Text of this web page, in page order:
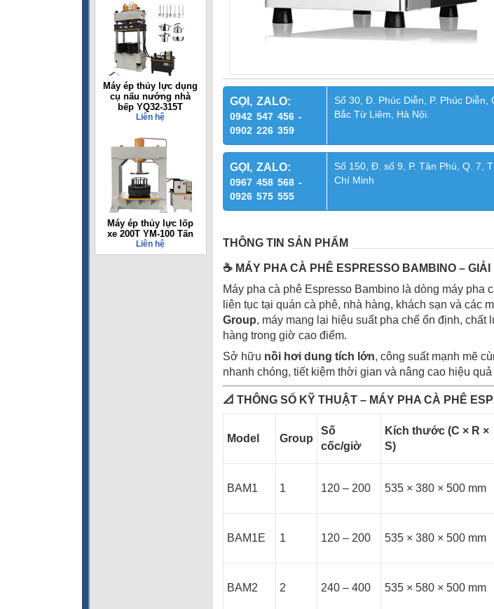
Máy ép thủy lực dụng
cụ nấu nướng nhà
bếp YQ32-315T
Liên hệ
Máy ép thủy lực lốp
xe 200T YM-100 Tấn
Liên hệ
GỌI, ZALO:
0942 547 456 -
0902 226 359
Số 30, Đ. Phúc Diễn, P. Phúc Diễn,
Bắc Từ Liêm, Hà Nội.
GỌI, ZALO:
0967 458 568 -
0926 575 555
Số 150, Đ. số 9, P. Tân Phú, Q. 7,
Chí Minh
THÔNG TIN SẢN PHẨM
☕ MÁY PHA CÀ PHÊ ESPRESSO BAMBINO –
Máy pha cà phê Espresso Bambino là dòng máy
liên tục tại quán cà phê, nhà hàng, khách sạn và
Group, máy mang lại hiệu suất pha chế ổn định,
hàng trong giờ cao điểm.
Sở hữu nồi hơi dung tích lớn, công suất mạnh mẽ
nhanh chóng, tiết kiệm thời gian và nâng cao hiệu
📐 THÔNG SỐ KỸ THUẬT – MÁY PHA CÀ PHÊ
Model Group
Số
cốc/giờ
Kích thước (C × R ×
S)
BAM1 1 120 – 200 535 × 380 × 500 mm
BAM1E 1 120 – 200 535 × 380 × 500 mm
BAM2 2 240 – 400 535 × 580 × 500 mm